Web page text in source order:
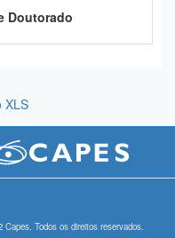
Doutorado
XLS
Capes. Todos os direitos reservados.